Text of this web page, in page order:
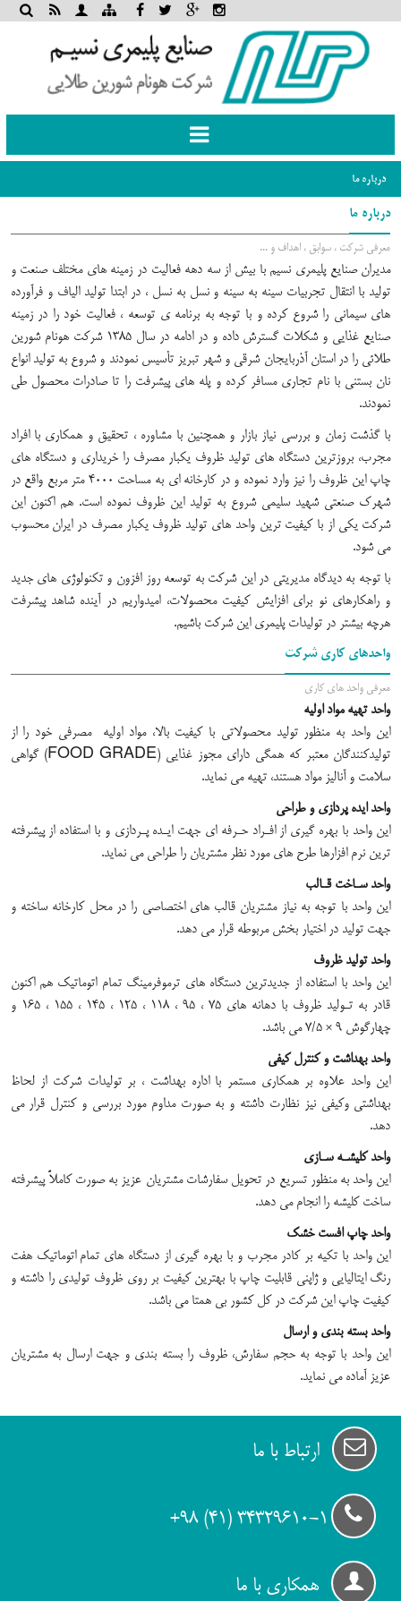
Toggle
navigation
درباره ما
درباره ما
معرفی شرکت ، سوابق ، اهداف و ...
مدیران صنایع پلیمری نسیم با بیش از سه دهه فعالیت در زمینه های مختلف صنعت و
تولید با انتقال تجربیات سینه به سینه و نسل به نسل ، در ابتدا تولید الیاف و فرآورده
های سیمانی را شروع کرده و با توجه به برنامه ی توسعه ، فعالیت خود را در زمینه
صنایع غذایی و شکلات گسترش داده و در ادامه در سال 1385 شرکت هونام شورین
طلائی را در استان آذربایجان شرقی و شهر تبریز تأسیس نمودند و شروع به تولید انواع
نان بستنی با نام تجاری مسافر کرده و پله های پیشرفت را تا صادرات محصول طی
نمودند.
با گذشت زمان و بررسی نیاز بازار و همچنین با مشاوره ، تحقیق و همکاری با افراد
مجرب، بروزترین دستگاه های تولید ظروف یکبار مصرف را خریداری و دستگاه های
چاپ این ظروف را نیز وارد نموده و در کارخانه ای به مساحت 4000 متر مربع واقع در
شهرک صنعتی شهید سلیمی شروع به تولید این ظروف نموده است. هم اکنون این
شرکت یکی از با کیفیت ترین واحد های تولید ظروف یکبار مصرف در ایران محسوب
می شود.
با توجه به دیدگاه مدیریتی در این شرکت به توسعه روز افزون و تکنولوژی های جدید
و راهکارهای نو برای افزایش کیفیت محصولات، امیدواریم در آینده شاهد پیشرفت
هرچه بیشتر در تولیدات پلیمری این شرکت باشیم.
واحدهای کاری شرکت
معرفی واحد های کاری
واحد تهیه مواد اولیه
این واحد به منظور تولید محصولاتی با کیفیت بالا، مواد اولیه مصرفی خود را از
تولیدکنندگان معتبر که همگی دارای مجوز غذایی (FOOD GRADE) گواهی
سلامت و آنالیز مواد هستند، تهیه می نماید.
واحد ایده پردازی و طراحی
این واحد با بهره گیری از افـراد حـرفه ای جهت ایـده پـردازی و با استفاده از پیشرفته
ترین نرم افزارها طرح های مورد نظر مشتریان را طراحی می نماید.
واحد سـاخت قـالب
این واحد با توجه به نیاز مشتریان قالب های اختصاصی را در محل کارخانه ساخته و
جهت تولید در اختیار بخش مربوطه قرار می دهد.
واحد تولید ظروف
این واحد با استفاده از جدیدترین دستگاه های ترموفرمینگ تمام اتوماتیک هم اکنون
قادر به تـولید ظروف با دهانه های 75 ، 95 ، 118 ، 125 ، 145 ، 155 ، 165 و
چهارگوش 9 × 7/5 می باشد.
واحد بهداشت و کنترل کیفی
این واحد علاوه بر همکاری مستمر با اداره بهداشت ، بر تولیدات شرکت از لحاظ
بهداشتی وکیفی نیز نظارت داشته و به صورت مداوم مورد بررسی و کنترل قرار می
دهد.
واحد کلیشـه سـازی
این واحد به منظور تسریع در تحویل سفارشات مشتریان عزیز به صورت کاملاً پیشرفته
ساخت کلیشه را انجام می دهد.
واحد چاپ افست خشک
این واحد با تکیه بر کادر مجرب و با بهره گیری از دستگاه های تمام اتوماتیک هفت
رنگ ایتالیایی و ژاپنی قابلیت چاپ با بهترین کیفیت بر روی ظروف تولیدی را داشته و
کیفیت چاپ این شرکت در کل کشور بی همتا می باشد.
واحد بسته بندی و ارسال
این واحد با توجه به حجم سفارش، ظروف را بسته بندی و جهت ارسال به مشتریان
عزیز آماده می نماید.
ارتباط با ما
34329610-1 (۴۱) ۹۸+
همکاری با ما